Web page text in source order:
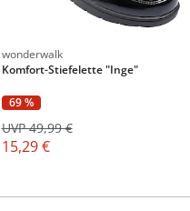
wonderwalk
Komfort-Stiefelette "Inge"
69 %
15,29 €
UVP 49,99 €